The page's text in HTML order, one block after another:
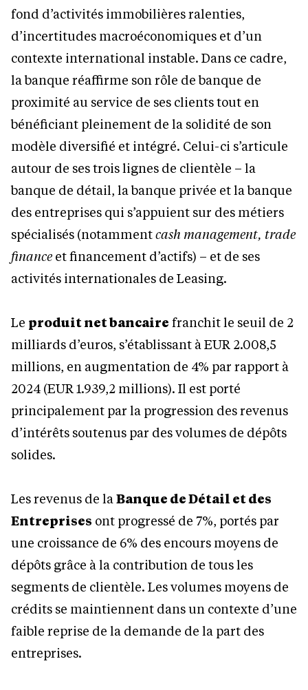
fond d’activités immobilières ralenties,
d’incertitudes macroéconomiques et d’un
contexte international instable. Dans ce cadre,
la banque réaffirme son rôle de banque de
proximité au service de ses clients tout en
bénéficiant pleinement de la solidité de son
modèle diversifié et intégré. Celui-ci s’articule
autour de ses trois lignes de clientèle – la
banque de détail, la banque privée et la banque
des entreprises qui s’appuient sur des métiers
spécialisés (notammentcash management, trade
finance et financement d’actifs) – et de ses
activités internationales de Leasing.
Le produit net bancaire franchit le seuil de 2
milliards d’euros, s’établissant à EUR 2.008,5
millions, en augmentation de 4% par rapport à
2024 (EUR 1.939,2 millions). Il est porté
principalement par la progression des revenus
d’intérêts soutenus par des volumes de dépôts
solides.
Les revenus de laBanque de Détail et des
Entreprises ont progressé de 7%, portés par
une croissance de 6% des encours moyens de
dépôts grâce à la contribution de tous les
segments de clientèle. Les volumes moyens de
crédits se maintiennent dans un contexte d’une
faible reprise de la demande de la part des
entreprises.